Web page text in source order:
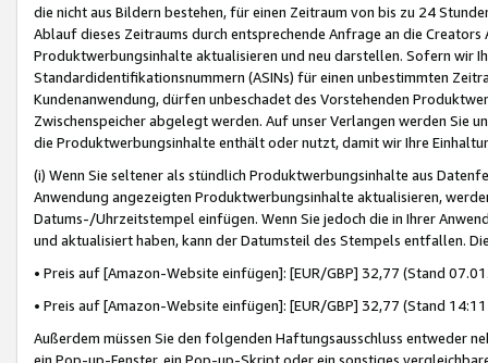
die nicht aus Bildern bestehen, für einen Zeitraum von bis zu 24
Ablauf dieses Zeitraums durch entsprechende Anfrage an die
Produktwerbungsinhalte aktualisieren und neu darstellen. Sofern wir
Standardidentifikationsnummern (ASINs) für einen unbestimmten
Kundenanwendung, dürfen unbeschadet des Vorstehenden
Zwischenspeicher abgelegt werden. Auf unser Verlangen werden Sie
die Produktwerbungsinhalte enthält oder nutzt, damit wir Ihre
(i) Wenn Sie seltener als stündlich Produktwerbungsinhalte aus
Anwendung angezeigten Produktwerbungsinhalte aktualisieren,
Datums-/Uhrzeitstempel einfügen. Wenn Sie jedoch die in Ihrer
und aktualisiert haben, kann der Datumsteil des Stempels entfallen.
• Preis auf [Amazon-Website einfügen]: [EUR/GBP] 32,77 (Stand
• Preis auf [Amazon-Website einfügen]: [EUR/GBP] 32,77 (Stand
Außerdem müssen Sie den folgenden Haftungsausschluss entweder
ein Pop-up-Fenster, ein Pop-up-Skript oder ein sonstiges